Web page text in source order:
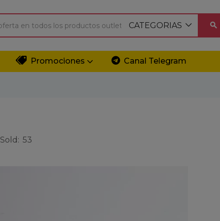
CATEGORIAS
Promociones Canal Telegram
Sold: 53